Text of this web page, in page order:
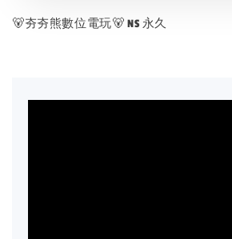
🐻夯夯熊數位電玩🐻 NS 永久